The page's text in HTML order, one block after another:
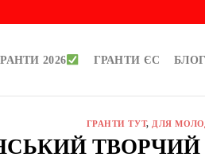
2026 ГРАНТИ ЄС БЛОГ
ГРАНТИ ТУТ, ДЛЯ